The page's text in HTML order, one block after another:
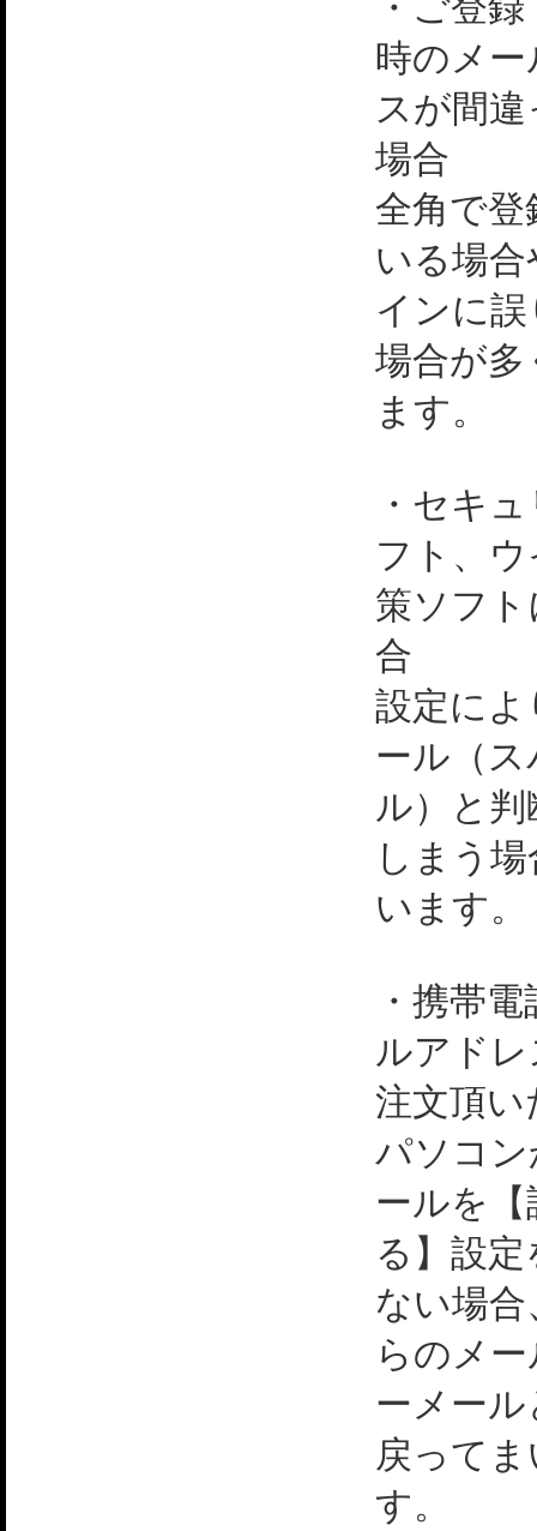
時のメ
スが間
場合
全角で
いる場
インに
場合が
ます。
・セキ
フト、
策ソフ
合
設定に
ール（
ル）と
しまう
います。
・携帯
ルアド
注文頂い
パソコ
ールを【
る】設
ない場
らのメ
ーメー
戻って
す。